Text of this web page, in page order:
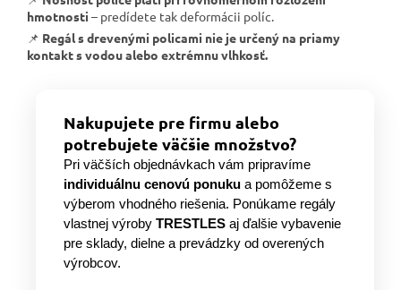
hmotnosti – predídete tak deformácii políc.
📌 Regál s drevenými policami nie je určený na priamy
kontakt s vodou alebo extrémnu vlhkosť.
Nakupujete pre firmu alebo
potrebujete väčšie množstvo?
Pri väčších objednávkach vám pripravíme
individuálnu cenovú ponuku a pomôžeme s
výberom vhodného riešenia. Ponúkame regály
vlastnej výroby TRESTLES aj ďalšie vybavenie
pre sklady, dielne a prevádzky od overených
výrobcov.